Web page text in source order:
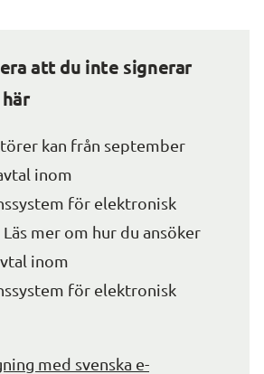
att du inte signerar
kan från september
inom
för elektronisk
mer om hur du ansöker
inom
för elektronisk
med svenska e-